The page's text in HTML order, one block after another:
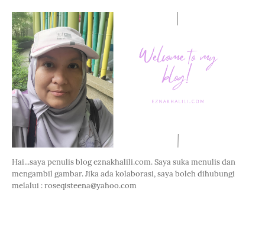
Hai...saya penulis blog eznakhalili.com. Saya suka menulis dan
mengambil gambar. Jika ada kolaborasi, saya boleh dihubungi
melalui : roseqisteena@yahoo.com